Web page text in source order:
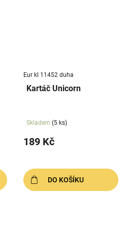
Eur kl 11452 duha
Kartáč Unicorn
Skladem (5 ks)
189 Kč
DO KOŠÍKU